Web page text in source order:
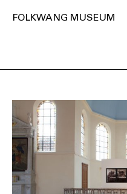
FOLKWANG MUSEUM